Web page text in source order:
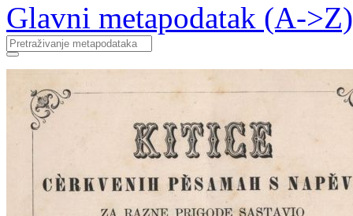
Glavni metapodatak (A->Z)